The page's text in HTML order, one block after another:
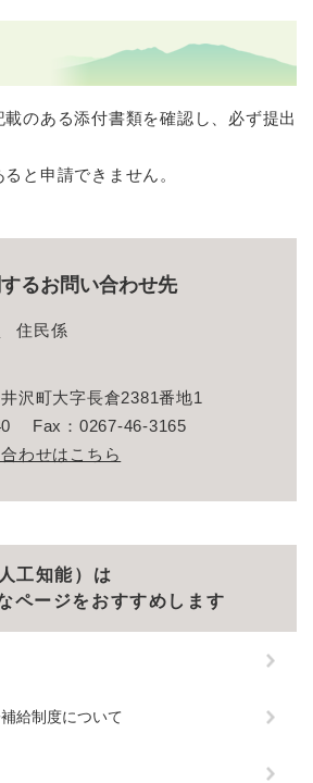
のある添付書類を確認し、必ず提出
と申請できません。
るお問い合わせ先
住民係
沢町大字長倉2381番地1
Fax：0267-46-3165
わせはこちら
工知能）は
ページをおすすめします
給制度について